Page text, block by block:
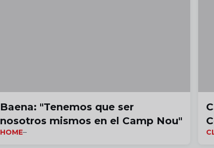
Baena: "Tenemos que ser
nosotros mismos en el Camp Nou"
HOME